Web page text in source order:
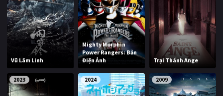
Vũ Lâm Linh
Mighty Morphin
Power Rangers: Bản
Điện Ảnh
Trại Thánh Ange
2023 2024 2009